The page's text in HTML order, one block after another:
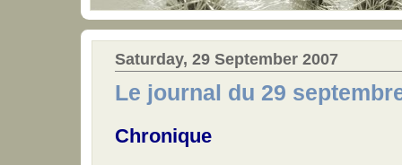
Saturday, 29 September 2007
Le journal du 29
Chronique